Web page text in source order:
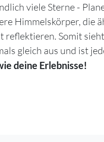
viele Sterne -
Himmelskörper, die
reflektieren. Somit
gleich aus und ist
deine Erlebnisse!